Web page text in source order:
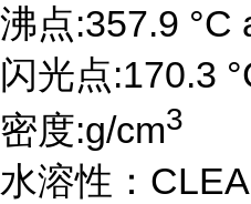
沸点:357.9 °C
闪光点:170.3
密度:g/cm3
水溶性：